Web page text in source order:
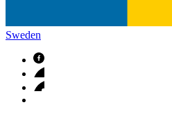
Sweden